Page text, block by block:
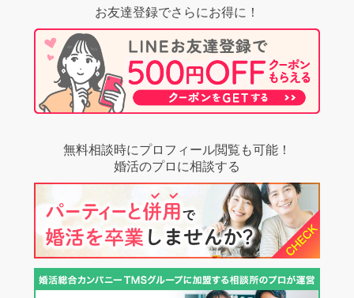
お友達登録でさらにお得に！
無料相談時にプロフィール閲覧も可能！
婚活のプロに相談する